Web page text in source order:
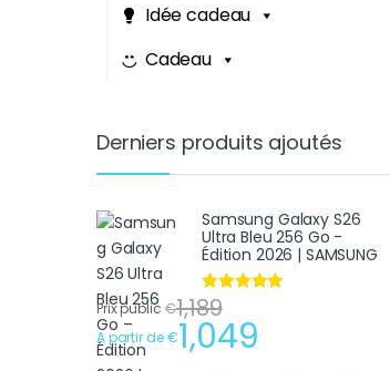
Idée cadeau
Cadeau
Derniers produits ajoutés
Samsung Galaxy S26
Ultra Bleu 256 Go -
Édition 2026 | SAMSUNG
Note
sur 5
Prix public €1,189
A partir de €1,049